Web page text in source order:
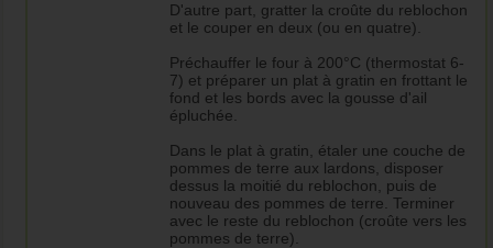
D'autre part, gratter la croûte du reblochon
et le couper en deux (ou en quatre).
Préchauffer le four à 200°C (thermostat 6-
7) et préparer un plat à gratin en frottant le
fond et les bords avec la gousse d'ail
épluchée.
Dans le plat à gratin, étaler une couche de
pommes de terre aux lardons, disposer
dessus la moitié du reblochon, puis de
nouveau des pommes de terre. Terminer
avec le reste du reblochon (croûte vers les
pommes de terre).